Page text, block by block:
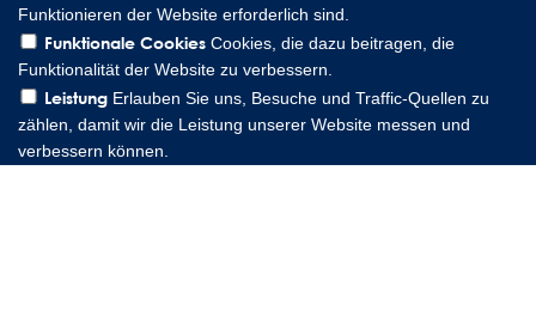
Funktionieren der Website erforderlich sind.
Funktionale Cookies Cookies, die dazu beitragen, die
Funktionalität der Website zu verbessern.
Leistung Erlauben Sie uns, Besuche und Traffic-Quellen zu
zählen, damit wir die Leistung unserer Website messen und
verbessern können.